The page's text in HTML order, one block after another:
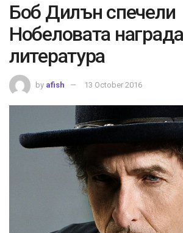
Боб Дилън спечели
Нобеловата
литература
by afish 13 October 2016